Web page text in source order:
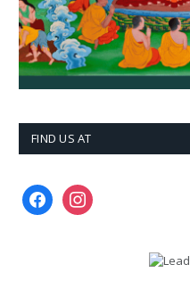
FIND US AT
facebookinstagram